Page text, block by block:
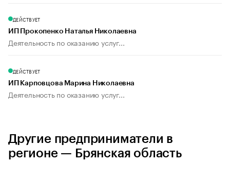
ДЕЙСТВУЕТ
ИП Прокопенко Наталья Николаевна
Деятельность по оказанию услуг...
ДЕЙСТВУЕТ
ИП Карповцова Марина Николаевна
Деятельность по оказанию услуг...
Другие предприниматели в
регионе — Брянская область